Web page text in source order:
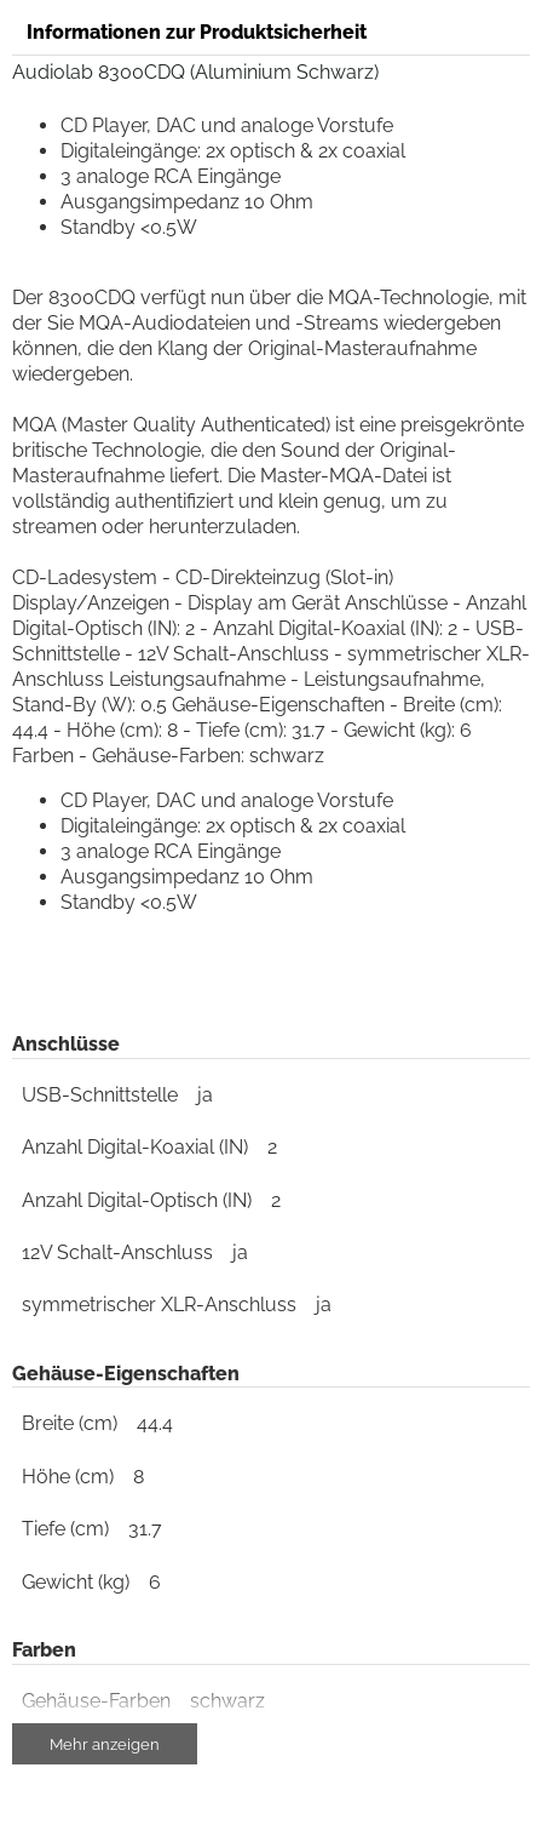
Informationen zur Produktsicherheit
Audiolab 8300CDQ (Aluminium Schwarz)
CD Player, DAC und analoge Vorstufe
Digitaleingänge: 2x optisch & 2x coaxial
3 analoge RCA Eingänge
Ausgangsimpedanz 10 Ohm
Standby <0.5W
Der 8300CDQ verfügt nun über die MQA-Technologie, mit
der Sie MQA-Audiodateien und -Streams wiedergeben
können, die den Klang der Original-Masteraufnahme
wiedergeben.
MQA (Master Quality Authenticated) ist eine preisgekrönte
britische Technologie, die den Sound der Original-
Masteraufnahme liefert. Die Master-MQA-Datei ist
vollständig authentifiziert und klein genug, um zu
streamen oder herunterzuladen.
CD-Ladesystem - CD-Direkteinzug (Slot-in)
Display/Anzeigen - Display am Gerät Anschlüsse - Anzahl
Digital-Optisch (IN): 2 - Anzahl Digital-Koaxial (IN): 2 - USB-
Schnittstelle - 12V Schalt-Anschluss - symmetrischer XLR-
Anschluss Leistungsaufnahme - Leistungsaufnahme,
Stand-By (W): 0.5 Gehäuse-Eigenschaften - Breite (cm):
44.4 - Höhe (cm): 8 - Tiefe (cm): 31.7 - Gewicht (kg): 6
Farben - Gehäuse-Farben: schwarz
CD Player, DAC und analoge Vorstufe
Digitaleingänge: 2x optisch & 2x coaxial
3 analoge RCA Eingänge
Ausgangsimpedanz 10 Ohm
Standby <0.5W
Anschlüsse
USB-Schnittstelle ja
Anzahl Digital-Koaxial (IN) 2
Anzahl Digital-Optisch (IN) 2
12V Schalt-Anschluss ja
symmetrischer XLR-Anschluss ja
Gehäuse-Eigenschaften
Breite (cm) 44.4
Höhe (cm) 8
Tiefe (cm) 31.7
Gewicht (kg) 6
Farben
Gehäuse-Farben schwarz
Leistungsaufnahme
Mehr anzeigen